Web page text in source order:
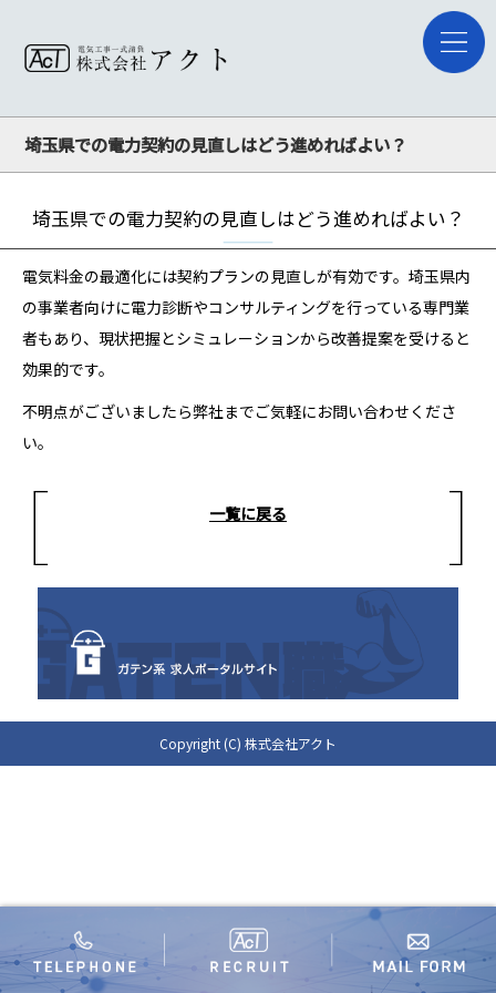
埼玉県での電力契約の見直しはどう進めればよい？
埼玉県での電力契約の見直しはどう進めればよい？
電気料金の最適化には契約プランの見直しが有効です。埼玉県内
の事業者向けに電力診断やコンサルティングを行っている専門業
者もあり、現状把握とシミュレーションから改善提案を受けると
効果的です。
不明点がございましたら弊社までご気軽にお問い合わせくださ
い。
一覧に戻る
Copyright (C) 株式会社アクト